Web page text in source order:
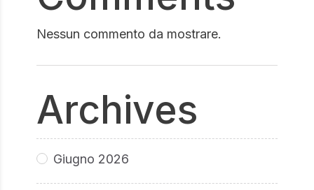
Nessun commento da mostrare.
Archives
Giugno 2026